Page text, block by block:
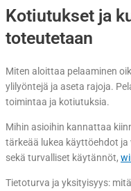
Kotiutukset ja
toteutetaan
Miten aloittaa pelaaminen
ylilyöntejä ja aseta rajoja.
toimintaa ja kotiutuksia.
Mihin asioihin kannattaa
tärkeää lukea käyttöehdot
sekä turvalliset käytännöt,
Tietoturva ja yksityisyys: